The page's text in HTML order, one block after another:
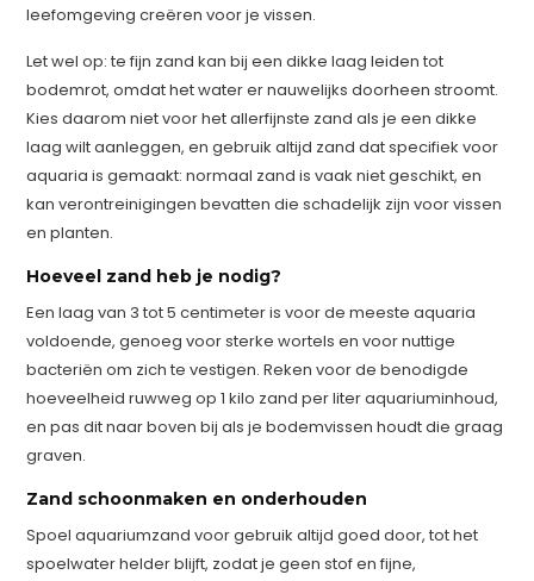
leefomgeving creëren voor je vissen.
Let wel op: te fijn zand kan bij een dikke laag leiden tot
bodemrot, omdat het water er nauwelijks doorheen stroomt.
Kies daarom niet voor het allerfijnste zand als je een dikke
laag wilt aanleggen, en gebruik altijd zand dat specifiek voor
aquaria is gemaakt: normaal zand is vaak niet geschikt, en
kan verontreinigingen bevatten die schadelijk zijn voor vissen
en planten.
Hoeveel zand heb je nodig?
Een laag van 3 tot 5 centimeter is voor de meeste aquaria
voldoende, genoeg voor sterke wortels en voor nuttige
bacteriën om zich te vestigen. Reken voor de benodigde
hoeveelheid ruwweg op 1 kilo zand per liter aquariuminhoud,
en pas dit naar boven bij als je bodemvissen houdt die graag
graven.
Zand schoonmaken en onderhouden
Spoel aquariumzand voor gebruik altijd goed door, tot het
spoelwater helder blijft, zodat je geen stof en fijne,